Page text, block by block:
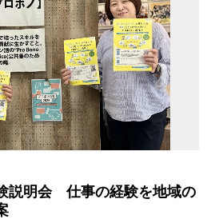
説明会 仕事の経験を地域の